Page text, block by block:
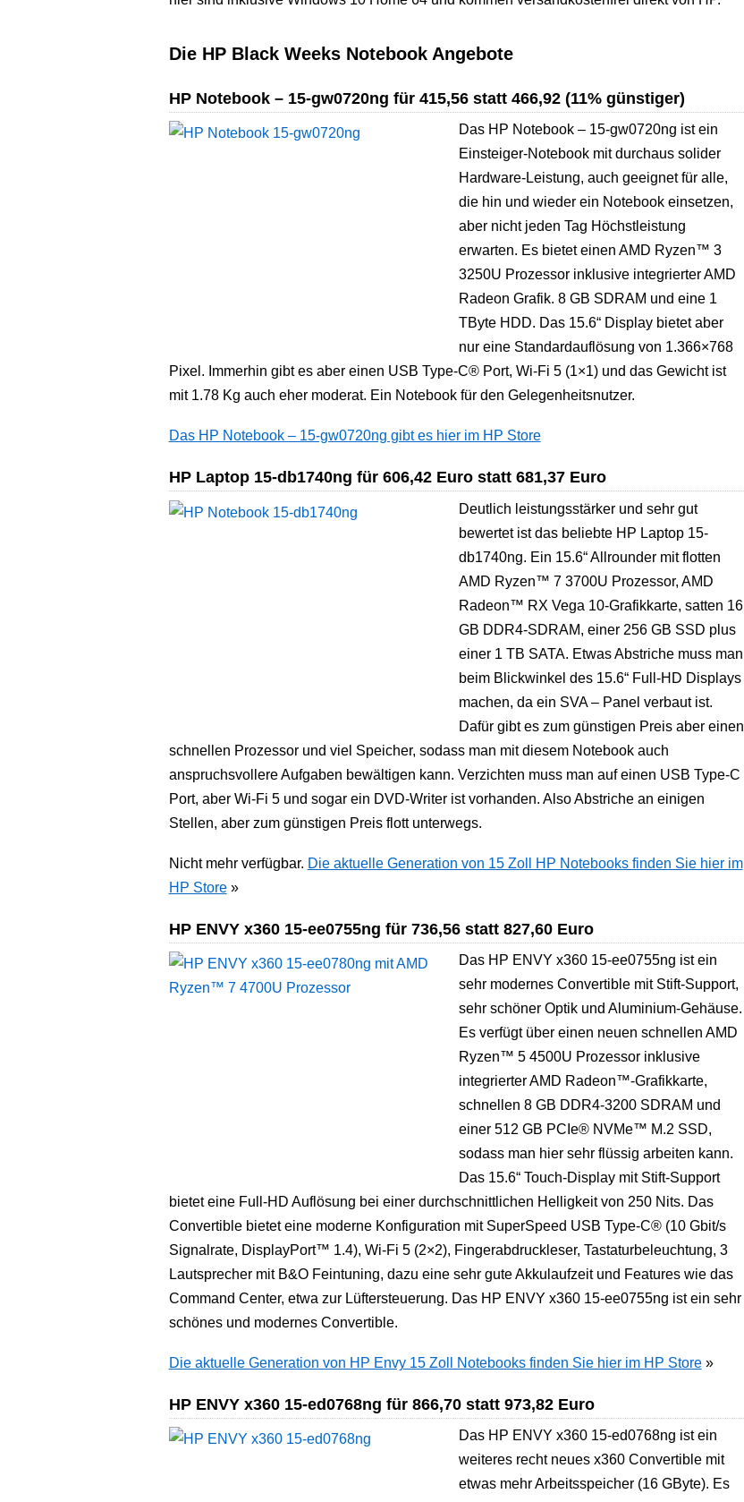
Die HP Black Weeks Notebook Angebote
HP Notebook – 15-gw0720ng für 415,56 statt 466,92 (11% günstiger)
Das HP Notebook – 15-gw0720ng ist ein
Einsteiger-Notebook mit durchaus solider
Hardware-Leistung, auch geeignet für alle,
die hin und wieder ein Notebook einsetzen,
aber nicht jeden Tag Höchstleistung
erwarten. Es bietet einen AMD Ryzen™ 3
3250U Prozessor inklusive integrierter AMD
Radeon Grafik. 8 GB SDRAM und eine 1
TByte HDD. Das 15.6“ Display bietet aber
nur eine Standardauflösung von 1.366×768
Pixel. Immerhin gibt es aber einen USB Type-C® Port, Wi-Fi 5 (1×1) und das Gewicht ist
mit 1.78 Kg auch eher moderat. Ein Notebook für den Gelegenheitsnutzer.
Das HP Notebook – 15-gw0720ng gibt es hier im HP Store
HP Laptop 15-db1740ng für 606,42 Euro statt 681,37 Euro
Deutlich leistungsstärker und sehr gut
bewertet ist das beliebte HP Laptop 15-
db1740ng. Ein 15.6“ Allrounder mit flotten
AMD Ryzen™ 7 3700U Prozessor, AMD
Radeon™ RX Vega 10-Grafikkarte, satten 16
GB DDR4-SDRAM, einer 256 GB SSD plus
einer 1 TB SATA. Etwas Abstriche muss man
beim Blickwinkel des 15.6“ Full-HD Displays
machen, da ein SVA – Panel verbaut ist.
Dafür gibt es zum günstigen Preis aber einen
schnellen Prozessor und viel Speicher, sodass man mit diesem Notebook auch
anspruchsvollere Aufgaben bewältigen kann. Verzichten muss man auf einen USB Type-C
Port, aber Wi-Fi 5 und sogar ein DVD-Writer ist vorhanden. Also Abstriche an einigen
Stellen, aber zum günstigen Preis flott unterwegs.
Nicht mehr verfügbar. Die aktuelle Generation von 15 Zoll HP Notebooks finden Sie hier im
HP Store»
HP ENVY x360 15-ee0755ng für 736,56 statt 827,60 Euro
Das HP ENVY x360 15-ee0755ng ist ein
sehr modernes Convertible mit Stift-Support,
sehr schöner Optik und Aluminium-Gehäuse.
Es verfügt über einen neuen schnellen AMD
Ryzen™ 5 4500U Prozessor inklusive
integrierter AMD Radeon™-Grafikkarte,
schnellen 8 GB DDR4-3200 SDRAM und
einer 512 GB PCIe® NVMe™ M.2 SSD,
sodass man hier sehr flüssig arbeiten kann.
Das 15.6“ Touch-Display mit Stift-Support
bietet eine Full-HD Auflösung bei einer durchschnittlichen Helligkeit von 250 Nits. Das
Convertible bietet eine moderne Konfiguration mit SuperSpeed USB Type-C® (10 Gbit/s
Signalrate, DisplayPort™ 1.4), Wi-Fi 5 (2×2), Fingerabdruckleser, Tastaturbeleuchtung, 3
Lautsprecher mit B&O Feintuning, dazu eine sehr gute Akkulaufzeit und Features wie das
Command Center, etwa zur Lüftersteuerung. Das HP ENVY x360 15-ee0755ng ist ein sehr
schönes und modernes Convertible.
Die aktuelle Generation von HP Envy 15 Zoll Notebooks finden Sie hier im HP Store»
HP ENVY x360 15-ed0768ng für 866,70 statt 973,82 Euro
Das HP ENVY x360 15-ed0768ng ist ein
weiteres recht neues x360 Convertible mit
etwas mehr Arbeitsspeicher (16 GByte). Es